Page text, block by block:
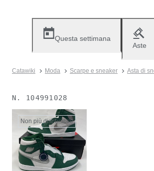
Questa settimana
Aste
Catawiki Moda Scarpe e sneaker Asta di
N. 104991028
Non più disponibile